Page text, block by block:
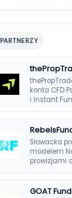
PARTNERZY
konta CFD
i Instant
Słowacka
modelem
prowizjami
GOAT